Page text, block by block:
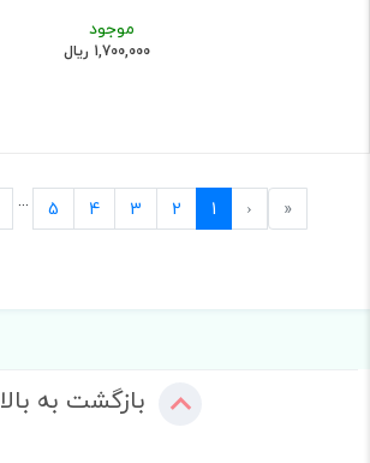
موجود
1,700,000 ریال
«
First
‹
Previous
1
2
3
4
5
...
بازگشت به بالا